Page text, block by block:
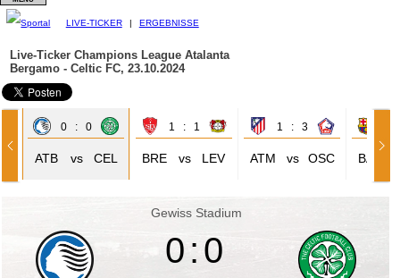
LIVE-TICKER | ERGEBNISSE
Live-Ticker Champions League Atalanta
Bergamo - Celtic FC, 23.10.2024
0 : 0
ATB vs CEL
1 : 1
BRE vs LEV
1 : 3
ATM vs OSC BAR
Gewiss Stadium
0:0